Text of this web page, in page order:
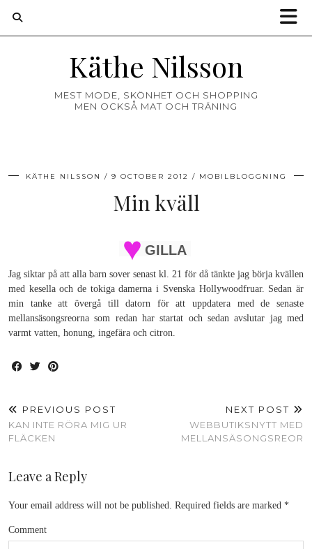
Käthe Nilsson
MEST MODE, SKÖNHET OCH SHOPPING
MEN OCKSÅ MAT OCH TRÄNING
KÄTHE NILSSON 9 OCTOBER 2012 MOBILBLOGGNING
Min kväll
GILLA
Jag siktar på att alla barn sover senast kl. 21 för då tänkte jag börja kvällen
med kesella och de tokiga damerna i Svenska Hollywoodfruar. Sedan är
min tanke att övergå till datorn för att uppdatera med de senaste
mellansäsongsreorna som redan har startat och sedan avslutar jag med
varmt vatten, honung, ingefära och citron.
PREVIOUS POST
KAN INTE RÖRA MIG UR
FLÄCKEN
NEXT POST
WEBBUTIKSNYTT MED
MELLANSÄSONGSREOR
Leave a Reply
Your email address will not be published. Required fields are marked *
Comment